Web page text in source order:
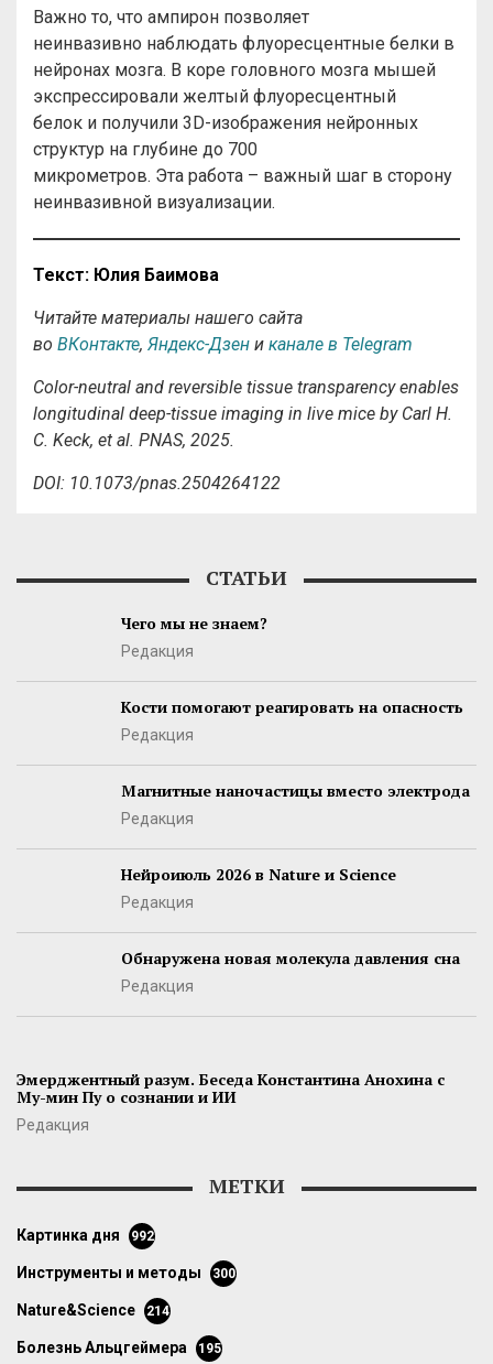
Важно то, что ампирон позволяет
неинвазивно наблюдать флуоресцентные белки в
нейронах мозга. В коре головного мозга мышей
экспрессировали желтый флуоресцентный
белок и получили 3D-изображения нейронных
структур на глубине до 700
микрометров. Эта работа – важный шаг в сторону
неинвазивной визуализации.
Текст: Юлия Баимова
Читайте материалы нашего сайта
во ВКонтакте, Яндекс-Дзен и канале в Telegram
Color-neutral and reversible tissue transparency enables
longitudinal deep-tissue imaging in live mice by Carl H.
C. Keck, et al. PNAS, 2025.
DOI: 10.1073/pnas.2504264122
СТАТЬИ
Чего мы не знаем?
Редакция
Кости помогают реагировать на опасность
Редакция
Магнитные наночастицы вместо электрода
Редакция
Нейроиюль 2026 в Nature и Science
Редакция
Обнаружена новая молекула давления сна
Редакция
Эмерджентный разум. Беседа Константина Анохина с
Му-мин Пу о сознании и ИИ
Редакция
МЕТКИ
картинка дня 992
инструменты и методы 300
Nature&Science 214
болезнь Альцгеймера 195